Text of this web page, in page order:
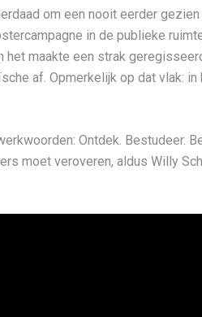
om een nooit eerder
in de publieke
maakte een strak
af. Opmerkelijk op dat vlak:
Ontdek. Bestudeer.
moet veroveren, aldus Willy